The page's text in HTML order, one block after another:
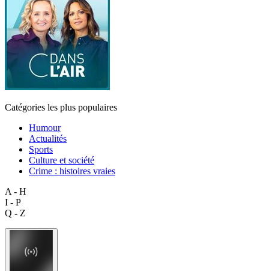
Catégories les plus populaires
Humour
Actualités
Sports
Culture et société
Crime : histoires vraies
A - H
I - P
Q - Z